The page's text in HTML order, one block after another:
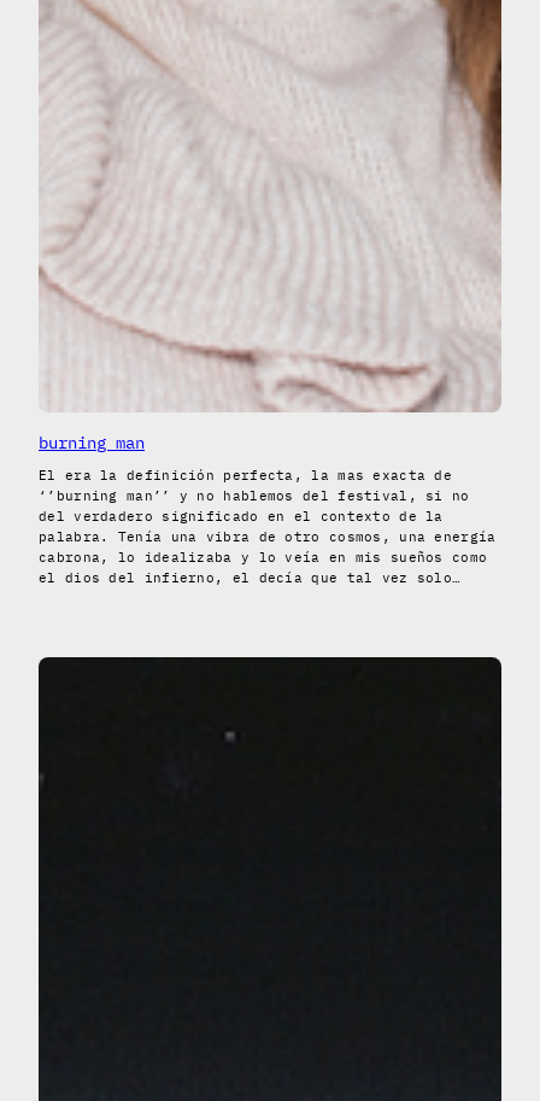
burning man
El era la definición perfecta, la mas exacta de
‘’burning man’’ y no hablemos del festival, si no
del verdadero significado en el contexto de la
palabra. Tenía una vibra de otro cosmos, una energía
cabrona, lo idealizaba y lo veía en mis sueños como
el dios del infierno, el decía que tal vez solo…